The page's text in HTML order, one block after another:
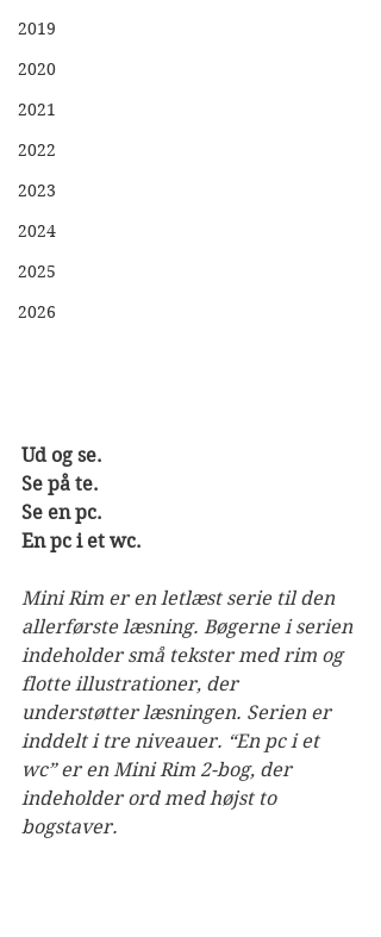
2019
2020
2021
2022
2023
2024
2025
2026
Ud og se.
Se på te.
Se en pc.
En pc i et wc.
Mini Rim er en letlæst serie til den
allerførste læsning. Bøgerne i serien
indeholder små tekster med rim og
flotte illustrationer, der
understøtter læsningen. Serien er
inddelt i tre niveauer. “En pc i et
wc” er en Mini Rim 2-bog, der
indeholder ord med højst to
bogstaver.